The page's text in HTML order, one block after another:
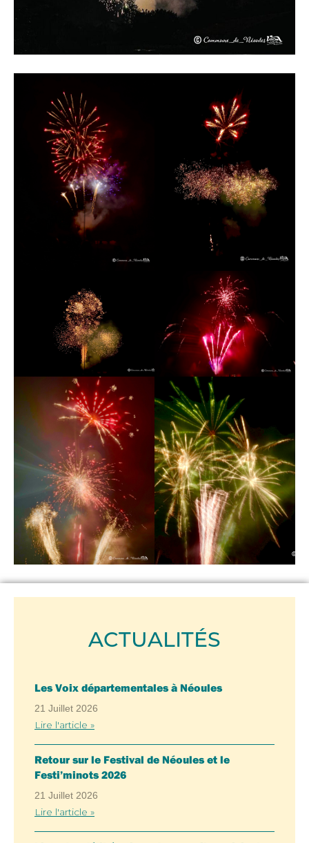
ACTUALITÉS
Les Voix départementales à Néoules
21 Juillet 2026
Lire l'article »
Retour sur le Festival de Néoules et le
Festi’minots 2026
21 Juillet 2026
Lire l'article »